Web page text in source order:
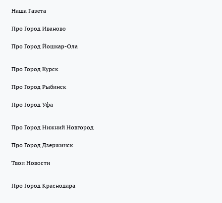
Наша Газета
Про Город Иваново
Про Город Йошкар-Ола
Про Город Курск
Про Город Рыбинск
Про Город Уфа
Про Город Нижний Новгород
Про Город Дзержинск
Твои Новости
Про Город Краснодара